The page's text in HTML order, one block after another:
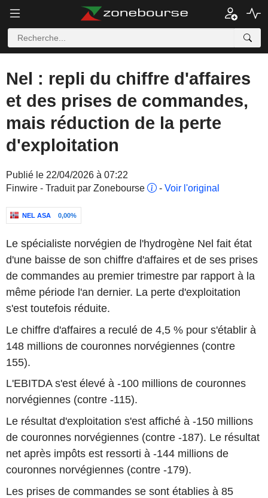
Nel : repli du chiffre d'affaires
et des prises de commandes,
mais réduction de la perte
d'exploitation
Publié le 22/04/2026 à 07:22
Finwire - Traduit par Zonebourse
- Voir l'original
NEL ASA 0,00%
Le spécialiste norvégien de l'hydrogène Nel fait état
d'une baisse de son chiffre d'affaires et de ses prises
de commandes au premier trimestre par rapport à la
même période l'an dernier. La perte d'exploitation
s'est toutefois réduite.
Le chiffre d'affaires a reculé de 4,5 % pour s'établir à
148 millions de couronnes norvégiennes (contre
155).
L'EBITDA s'est élevé à -100 millions de couronnes
norvégiennes (contre -115).
Le résultat d'exploitation s'est affiché à -150 millions
de couronnes norvégiennes (contre -187). Le résultat
net après impôts est ressorti à -144 millions de
couronnes norvégiennes (contre -179).
Les prises de commandes se sont établies à 85